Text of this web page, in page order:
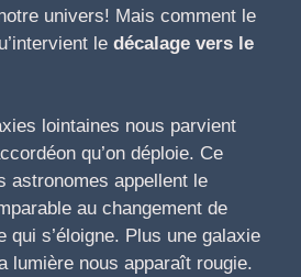
univers! Mais comment le
le décalage vers le
lointaines nous parvient
qu’on déploie. Ce
astronomes appellent le
au changement de
qui s’éloigne. Plus une galaxie
lumière nous apparaît rougie.